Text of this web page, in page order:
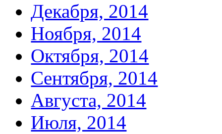
Декабря, 2014
Ноября, 2014
Октября, 2014
Сентября, 2014
Августа, 2014
Июля, 2014